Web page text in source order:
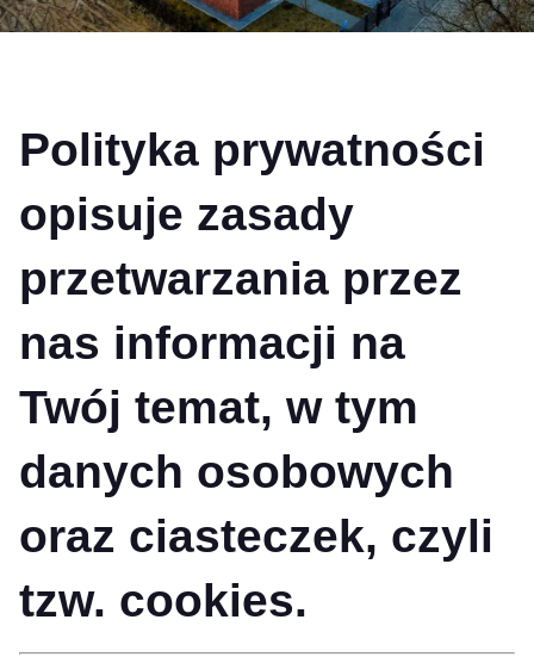
Polityka prywatności
opisuje zasady
przetwarzania przez
nas informacji na
Twój temat, w tym
danych osobowych
oraz ciasteczek, czyli
tzw. cookies.